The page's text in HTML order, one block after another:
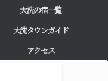
大洗の宿一覧
大洗タウンガイド
アクセス